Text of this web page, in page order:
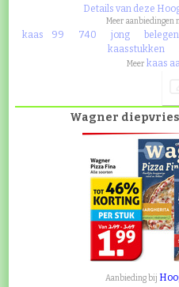
Details van deze
Meer aanbiedingen
kaas 99 740 jong belegen
kaasstukken
Meer kaas
Wagner
Aanbieding bij